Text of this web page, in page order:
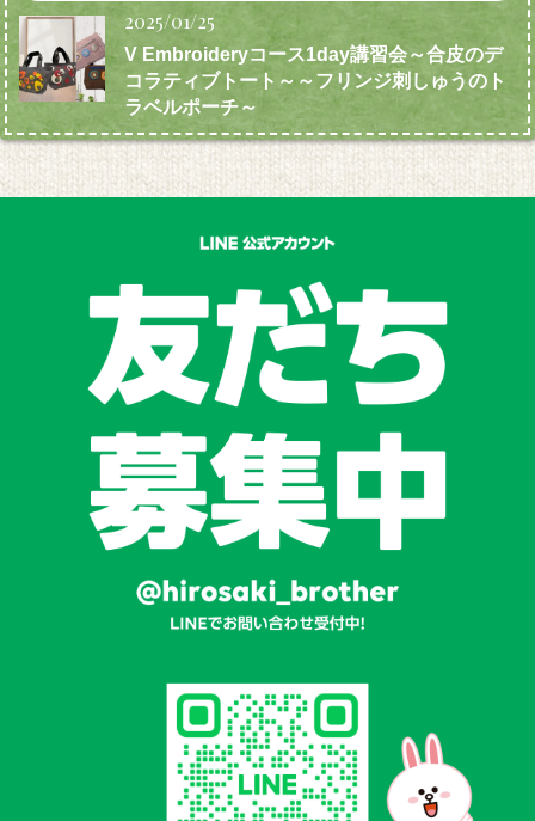
2025/01/25
V Embroideryコース1day講習会～合皮のデ
コラティブトート～～フリンジ刺しゅうのト
ラベルポーチ～